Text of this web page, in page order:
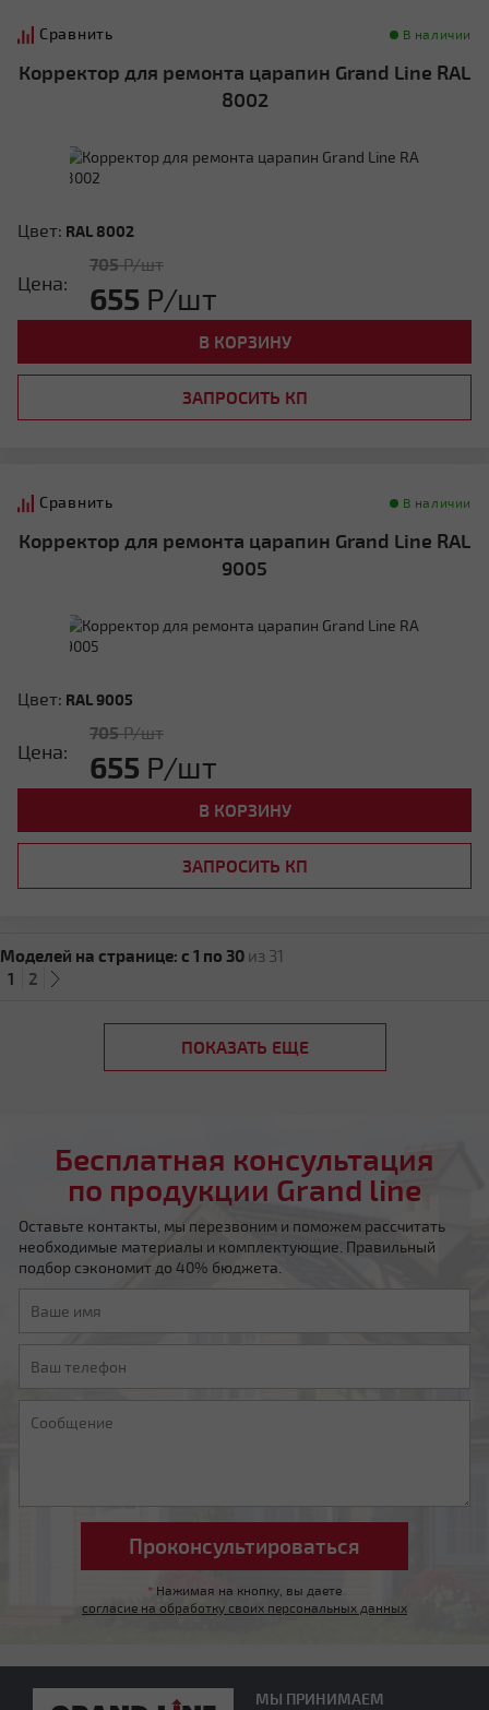
Сравнить В наличии
Корректор для ремонта царапин Grand Line RAL
8002
Цвет: RAL 8002
Цена:
705Р/шт
655 Р/шт
В КОРЗИНУ
ЗАПРОСИТЬ КП
Сравнить В наличии
Корректор для ремонта царапин Grand Line RAL
9005
Цвет: RAL 9005
Цена:
705Р/шт
655 Р/шт
В КОРЗИНУ
ЗАПРОСИТЬ КП
Моделей на странице: c 1 по 30 из 31
1
2
ПОКАЗАТЬ ЕЩЕ
Бесплатная консультация
по продукции Grand line
Оставьте контакты, мы перезвоним и поможем рассчитать
необходимые материалы и комплектующие. Правильный
подбор сэкономит до 40% бюджета.
* Нажимая на кнопку, вы даете
согласие на обработку своих персональных данных
МЫ ПРИНИМАЕМ